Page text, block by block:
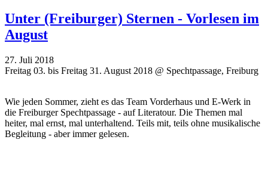
Unter (Freiburger) Sternen - Vorlesen im
August
27. Juli 2018
Freitag 03. bis Freitag 31. August 2018 @ Spechtpassage, Freiburg
Wie jeden Sommer, zieht es das Team Vorderhaus und E-Werk in
die Freiburger Spechtpassage - auf Literatour. Die Themen mal
heiter, mal ernst, mal unterhaltend. Teils mit, teils ohne musikalische
Begleitung - aber immer gelesen.